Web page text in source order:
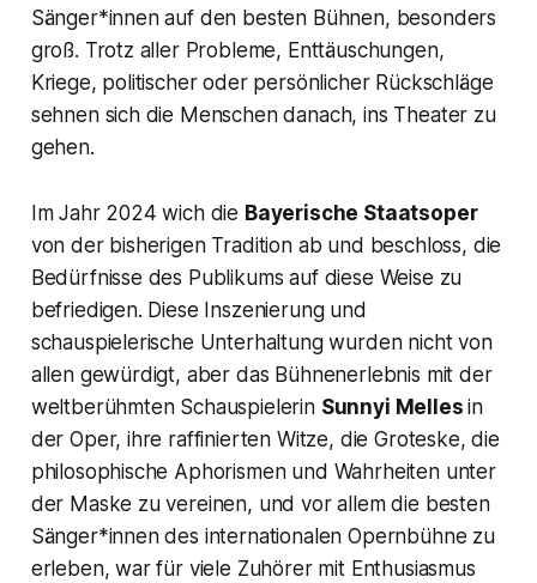
Sänger*innen auf den besten Bühnen, besonders
groß. Trotz aller Probleme, Enttäuschungen,
Kriege, politischer oder persönlicher Rückschläge
sehnen sich die Menschen danach, ins Theater zu
gehen.
Im Jahr 2024 wich die Bayerische Staatsoper
von der bisherigen Tradition ab und beschloss, die
Bedürfnisse des Publikums auf diese Weise zu
befriedigen. Diese Inszenierung und
schauspielerische Unterhaltung wurden nicht von
allen gewürdigt, aber das Bühnenerlebnis mit der
weltberühmten Schauspielerin Sunnyi Mellesin
der Oper, ihre raffinierten Witze, die Groteske, die
philosophische Aphorismen und Wahrheiten unter
der Maske zu vereinen, und vor allem die besten
Sänger*innen des internationalen Opernbühne zu
erleben, war für viele Zuhörer mit Enthusiasmus